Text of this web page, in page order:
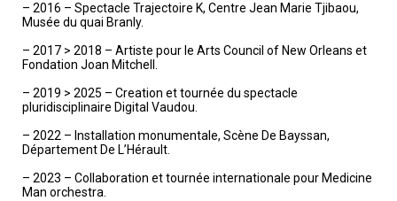
– 2016 – Spectacle Trajectoire K, Centre Jean Marie Tjibaou,
Musée du quai Branly.
– 2017 > 2018 – Artiste pour le Arts Council of New Orleans et
Fondation Joan Mitchell.
– 2019 > 2025 – Creation et tournée du spectacle
pluridisciplinaire Digital Vaudou.
– 2022 – Installation monumentale, Scène De Bayssan,
Département De L’Hérault.
– 2023 – Collaboration et tournée internationale pour Medicine
Man orchestra.